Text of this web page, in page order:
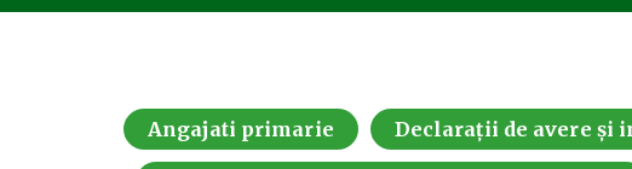
Angajati primarie Declarații de avere și